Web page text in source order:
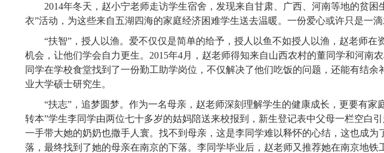
2014年冬天，赵小宁老师走访学生宿舍，发现来自甘肃、广西、河南等地的贫
衣”活动，为这些来自五湖四海的家庭经济困难学生送去温暖。一份爱心或许只是一
“扶智”，授人以渔。爱不仅仅是简单的给予，授人以鱼不如授人以渔，赵老师
机会，让他们学会自力更生。 2015年4月，赵老师得知来自山西农村的董同学和河南
同学在学校食堂找到了一份勤工助学岗位，不仅解决了他们吃饭的问题，还能有结
业大学硕士研究生。
“扶志”，追梦圆梦。作为一名母亲，赵老师深刻理解学生的健康成长，更要有家
转本”学生李同学由两位七十多岁的姑妈陪送来校报到，新生登记表中父母一栏空白
一手带大她的奶奶也撒手人寰。找不到母亲，这是李同学难以释怀的心结，这也成
落，最终找到了她的母亲在南京的下落。李同学毕业后，赵老师又推荐她在南京地铁